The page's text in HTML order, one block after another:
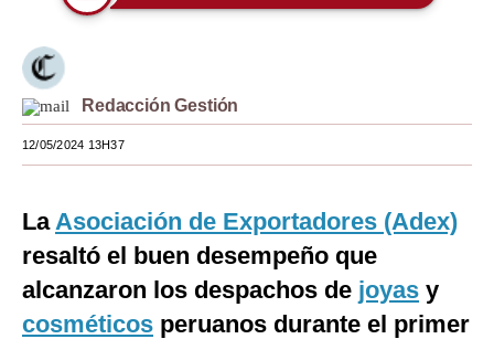
Lujo
Viajes
Moda
Estilos
EEUU
México
España
Redacción Gestión
12/05/2024 13H37
LaAsociación de Exportadores (Adex)
resaltó el buen desempeño que
alcanzaron los despachos de joyas y
cosméticos peruanos durante el primer